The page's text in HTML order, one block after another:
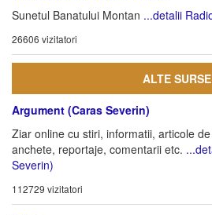
Sunetul Banatului Montan ...detalii
26606 vizitatori
ALTE SURSE
Argument (Caras Severin)
Ziar online cu stiri, informatii, articole
anchete, reportaje, comentarii etc.
Severin)
112729 vizitatori